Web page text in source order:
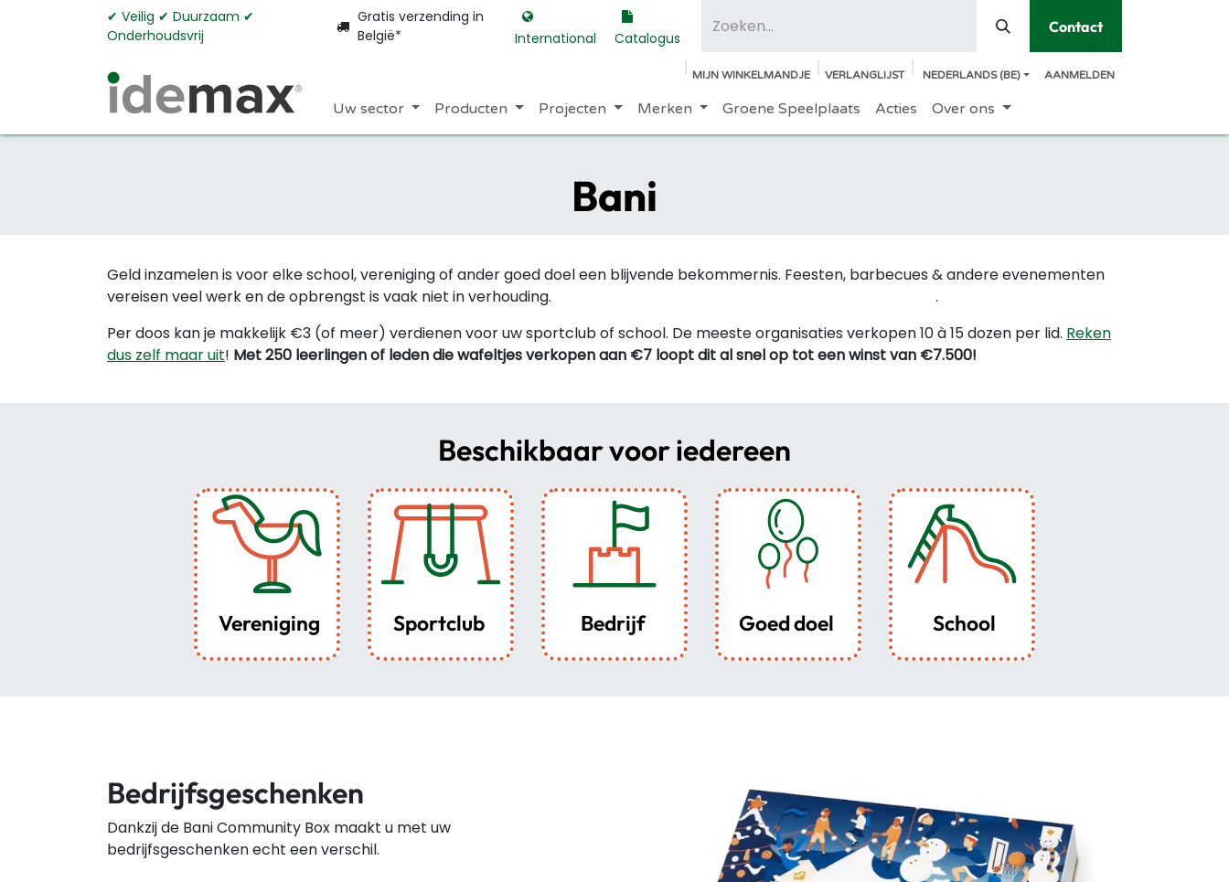
Overslaan naar inhoud✔︎ Veilig ✔︎ Duurzaam ✔︎
Onderhoudsvrij
Gratis verzending in
België*
International Catalogus
Contact
MIJN WINKELMANDJE VERLANGLIJST NEDERLANDS (BE) AANMELDEN
Uw sector Producten Projecten Merken Groene Speelplaats Acties Over ons
Bani
Geld inzamelen is voor elke school, vereniging of ander goed doel een blijvende bekommernis. Feesten, barbecues & andere evenementen
vereisen veel werk en de opbrengst is vaak niet in verhouding.
.
Per doos kan je makkelijk €3 (of meer) verdienen voor uw sportclub of school. De meeste organisaties verkopen 10 à 15 dozen per lid. Reken
dus zelf maar uit! Met 250 leerlingen of leden die wafeltjes verkopen aan €7 loopt dit al snel op tot een winst van €7.500!
Beschikbaar voor iedereen
Vereniging Sportclub Bedrijf Goed doel School
Bedrijfsgeschenken
Dankzij de Bani Community Box maakt u met uw
bedrijfsgeschenken echt een verschil.